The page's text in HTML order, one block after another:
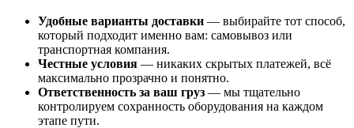
Удобные варианты доставки — выбирайте тот способ,
который подходит именно вам: самовывоз или
транспортная компания.
Честные условия — никаких скрытых платежей, всё
максимально прозрачно и понятно.
Ответственность за ваш груз — мы тщательно
контролируем сохранность оборудования на каждом
этапе пути.